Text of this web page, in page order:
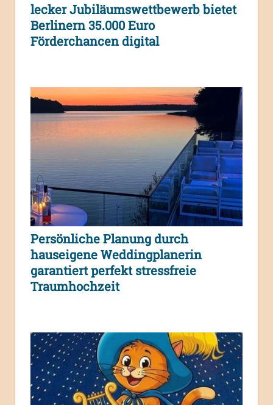
lecker Jubiläumswettbewerb bietet
Berlinern 35.000 Euro
Förderchancen digital
Persönliche Planung durch
hauseigene Weddingplanerin
garantiert perfekt stressfreie
Traumhochzeit